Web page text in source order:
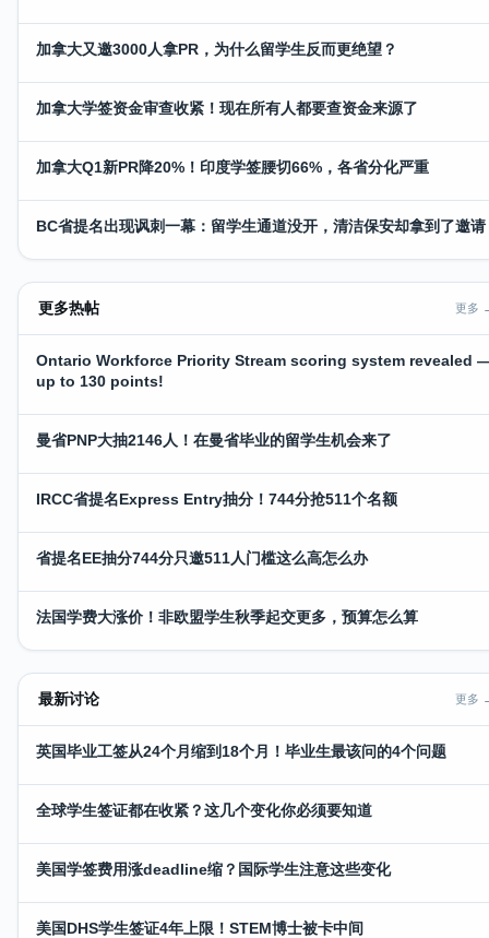
加拿大又邀3000人拿PR，为什么留学生反而更绝望？
加拿大学签资金审查收紧！现在所有人都要查资金来源了
加拿大Q1新PR降20%！印度学签腰切66%，各省分化严重
BC省提名出现讽刺一幕：留学生通道没开，清洁保安却拿到了邀请
更多热帖 更多
Ontario Workforce Priority Stream scoring system revealed
up to 130 points!
曼省PNP大抽2146人！在曼省毕业的留学生机会来了
IRCC省提名Express Entry抽分！744分抢511个名额
省提名EE抽分744分只邀511人门槛这么高怎么办
法国学费大涨价！非欧盟学生秋季起交更多，预算怎么算
最新讨论 更多
英国毕业工签从24个月缩到18个月！毕业生最该问的4个问题
全球学生签证都在收紧？这几个变化你必须要知道
美国学签费用涨deadline缩？国际学生注意这些变化
美国DHS学生签证4年上限！STEM博士被卡中间